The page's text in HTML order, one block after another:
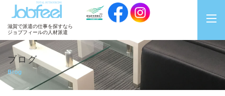
JobFeel
滋賀で派遣の仕事を探すなら
ジョブフィールの人材派遣
ブログ
Blog